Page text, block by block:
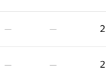
— — 2
— — 2
10/72 /15
2